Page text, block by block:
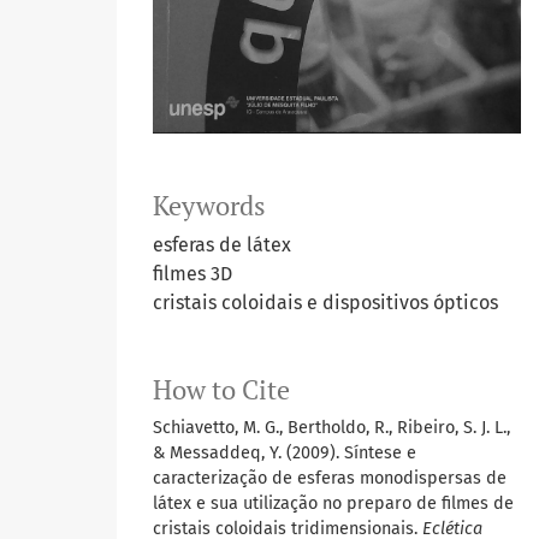
Keywords
esferas de látex
filmes 3D
cristais coloidais e dispositivos ópticos
How to Cite
Schiavetto, M. G., Bertholdo, R., Ribeiro, S. J. L.,
& Messaddeq, Y. (2009). Síntese e
caracterização de esferas monodispersas de
látex e sua utilização no preparo de filmes de
cristais coloidais tridimensionais. Eclética